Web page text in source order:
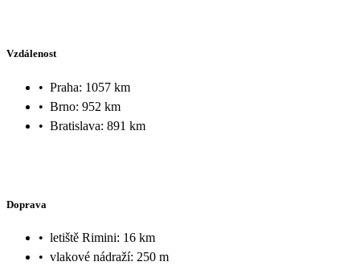
Vzdálenost
• Praha: 1057 km
• Brno: 952 km
• Bratislava: 891 km
Doprava
• letiště Rimini: 16 km
• vlakové nádraží: 250 m